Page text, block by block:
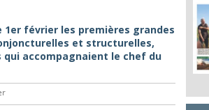
février les premières grandes
et structurelles,
accompagnaient le chef du